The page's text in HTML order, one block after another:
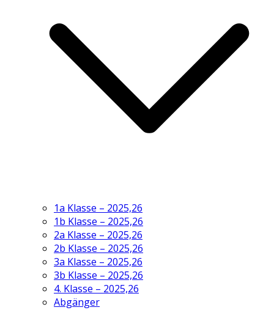
1a Klasse – 2025,26
1b Klasse – 2025,26
2a Klasse – 2025,26
2b Klasse – 2025,26
3a Klasse – 2025,26
3b Klasse – 2025,26
4. Klasse – 2025,26
Abgänger